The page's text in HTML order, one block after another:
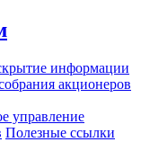
информации
акционеров
управление
Полезные ссылки